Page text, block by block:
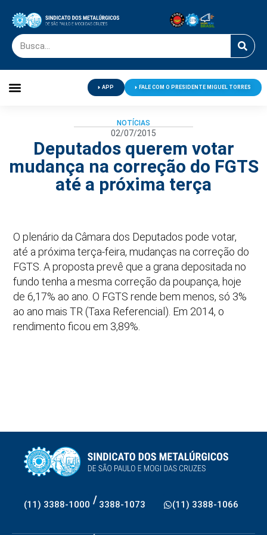
APP FALE COM O PRESIDENTE MIGUEL TORRES
NOTÍCIAS
02/07/2015
Deputados querem votar
mudança na correção do FGTS
até a próxima terça
O plenário da Câmara dos Deputados pode votar,
até a próxima terça-feira, mudanças na correção do
FGTS. A proposta prevê que a grana depositada no
fundo tenha a mesma correção da poupança, hoje
de 6,17% ao ano. O FGTS rende bem menos, só 3%
ao ano mais TR (Taxa Referencial). Em 2014, o
rendimento ficou em 3,89%.
(11) 3388-1000 / 3388-1073 (11) 3388-1066